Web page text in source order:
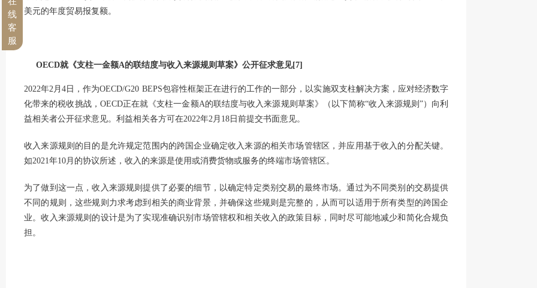
美元的年度贸易报复额。
OECD就《支柱一金额A的联结度与收入来源规则草案》公开征求意见[7]
2022年2月4日，作为OECD/G20 BEPS包容性框架正在进行的工作的一部分，以实施双支柱解决方案，应对经济数字
化带来的税收挑战，OECD正在就《支柱一金额A的联结度与收入来源规则草案》（以下简称“收入来源规则”）向利
益相关者公开征求意见。利益相关各方可在2022年2月18日前提交书面意见。
收入来源规则的目的是允许规定范围内的跨国企业确定收入来源的相关市场管辖区，并应用基于收入的分配关键。
如2021年10月的协议所述，收入的来源是使用或消费货物或服务的终端市场管辖区。
为了做到这一点，收入来源规则提供了必要的细节，以确定特定类别交易的最终市场。通过为不同类别的交易提供
不同的规则，这些规则力求考虑到相关的商业背景，并确保这些规则是完整的，从而可以适用于所有类型的跨国企
业。收入来源规则的设计是为了实现准确识别市场管辖权和相关收入的政策目标，同时尽可能地减少和简化合规负
担。
线
客
服